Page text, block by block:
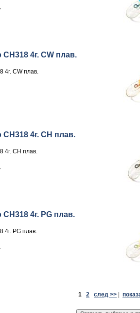
4г. CW плав.
4г. CW плав.
4г. CH плав.
4г. CH плав.
4г. PG плав.
4г. PG плав.
1 2 след >>